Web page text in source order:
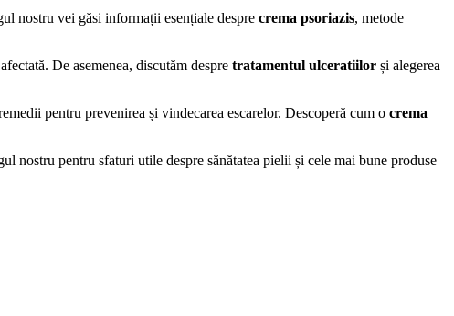
nostru vei găsi informații esențiale despre crema psoriazis, metode
De asemenea, discutăm despre tratamentul ulceratiilor și alegerea
pentru prevenirea și vindecarea escarelor. Descoperă cum o crema
nostru pentru sfaturi utile despre sănătatea pielii și cele mai bune produse